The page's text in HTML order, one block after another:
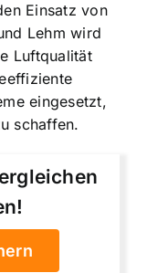
Einsatz von
Lehm wird
Luftqualität
eingesetzt,
schaffen.